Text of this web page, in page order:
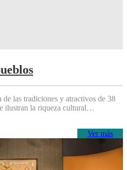
las tradiciones y atractivos de 38
ilustran la riqueza cultural…
Ver más